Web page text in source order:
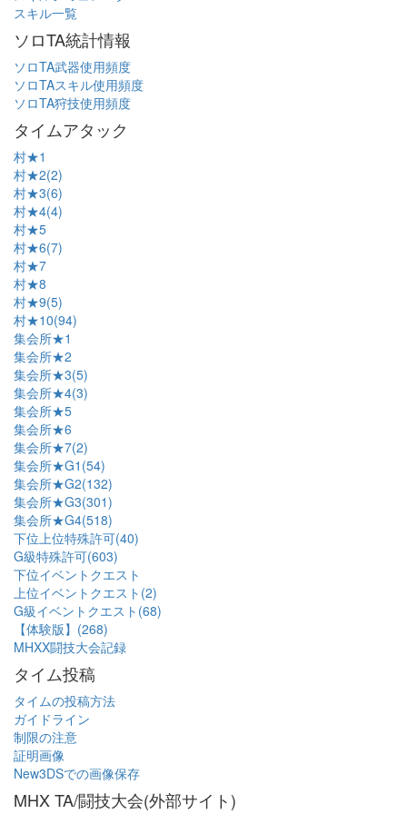
スキル一覧
ソロTA統計情報
ソロTA武器使用頻度
ソロTAスキル使用頻度
ソロTA狩技使用頻度
タイムアタック
村★1
村★2(2)
村★3(6)
村★4(4)
村★5
村★6(7)
村★7
村★8
村★9(5)
村★10(94)
集会所★1
集会所★2
集会所★3(5)
集会所★4(3)
集会所★5
集会所★6
集会所★7(2)
集会所★G1(54)
集会所★G2(132)
集会所★G3(301)
集会所★G4(518)
下位上位特殊許可(40)
G級特殊許可(603)
下位イベントクエスト
上位イベントクエスト(2)
G級イベントクエスト(68)
【体験版】(268)
MHXX闘技大会記録
タイム投稿
タイムの投稿方法
ガイドライン
制限の注意
証明画像
New3DSでの画像保存
MHX TA/闘技大会(外部サイト)